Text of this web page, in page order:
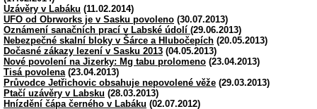
Uzávěry v Labáku (11.02.2014)
UFO od Obrworks je v Sasku povoleno (30.07.2013)
Oznámení sanačních prací v Labské údolí (29.06.2013)
Nebezpečné skalní bloky v Šárce a Hlubočepích (20.05.2013)
Dočasné zákazy lezení v Sasku 2013 (04.05.2013)
Nové povolení na Jizerky: Mg tabu prolomeno (23.04.2013)
Tisá povolena (23.04.2013)
Průvodce Jetřichovic obsahuje nepovolené věže (29.03.2013)
Ptačí uzávěry v Labsku (28.03.2013)
Hnízdění čápa černého v Labáku (02.07.2012)